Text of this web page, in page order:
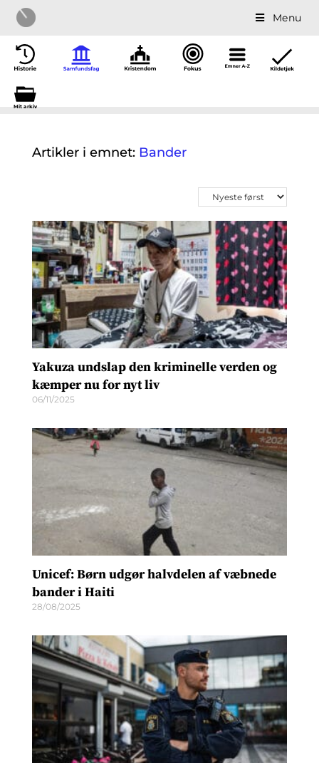
Menu
Mit arkiv
Artikler i emnet: Bander
Yakuza undslap den kriminelle verden og
kæmper nu for nyt liv
06/11/2025
Unicef: Børn udgør halvdelen af væbnede
bander i Haiti
28/08/2025